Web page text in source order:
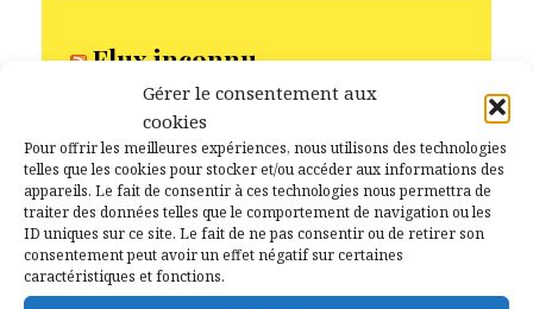
Gérer le consentement aux
cookies
Pour offrir les meilleures expériences, nous utilisons des technologies
telles que les cookies pour stocker et/ou accéder aux informations des
appareils. Le fait de consentir à ces technologies nous permettra de
traiter des données telles que le comportement de navigation ou les
ID uniques sur ce site. Le fait de ne pas consentir ou de retirer son
consentement peut avoir un effet négatif sur certaines
caractéristiques et fonctions.
Flux inconnu
Archives
juillet 2026
juin 2026